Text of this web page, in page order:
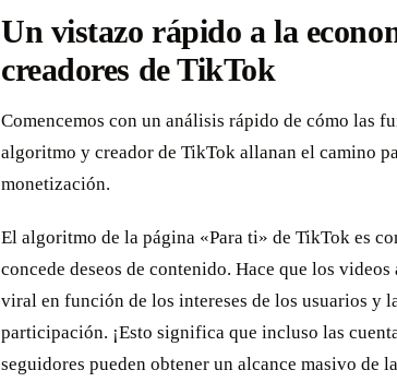
Un vistazo rápido a la
creadores de TikTok
Comencemos con un análisis rápido de cómo las
algoritmo y creador de TikTok allanan el camino
monetización.
El algoritmo de la página «Para ti» de TikTok es
concede deseos de contenido. Hace que los videos
viral en función de los intereses de los usuarios y
participación. ¡Esto significa que incluso las
seguidores pueden obtener un alcance masivo de